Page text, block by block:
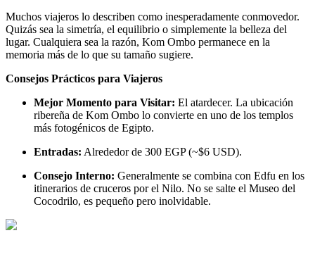
Muchos viajeros lo describen como inesperadamente conmovedor.
Quizás sea la simetría, el equilibrio o simplemente la belleza del
lugar. Cualquiera sea la razón, Kom Ombo permanece en la
memoria más de lo que su tamaño sugiere.
Consejos Prácticos para Viajeros
Mejor Momento para Visitar: El atardecer. La ubicación
ribereña de Kom Ombo lo convierte en uno de los templos
más fotogénicos de Egipto.
Entradas: Alrededor de 300 EGP (~$6 USD).
Consejo Interno: Generalmente se combina con Edfu en los
itinerarios de cruceros por el Nilo. No se salte el Museo del
Cocodrilo, es pequeño pero inolvidable.